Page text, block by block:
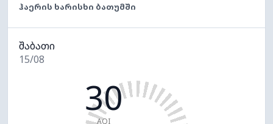
ᲰᲐᲔᲠᲘᲡ ᲮᲐᲠᲘᲡᲮᲘ ᲑᲐᲗᲣᲛᲨᲘ
შაბათი
15/08
30
AQI